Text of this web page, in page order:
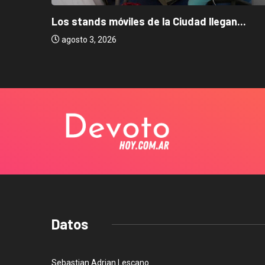
Los stands móviles de la Ciudad llegan...
agosto 3, 2026
Datos
Sebastian Adrian Lescano